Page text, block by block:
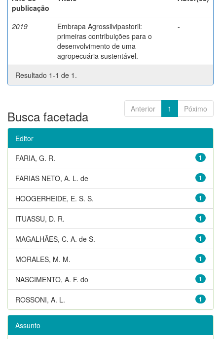
publicação
2019
Embrapa Agrossilvipastoril:
primeiras contribuições para o
desenvolvimento de uma
agropecuária sustentável.
-
Resultado 1-1 de 1.
Anterior 1 Póximo
Busca facetada
Editor
1
FARIA, G. R.
1
FARIAS NETO, A. L. de
1
HOOGERHEIDE, E. S. S.
1
ITUASSU, D. R.
1
MAGALHÃES, C. A. de S.
1
MORALES, M. M.
1
NASCIMENTO, A. F. do
1
ROSSONI, A. L.
Assunto